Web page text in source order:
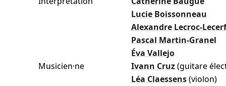
Lucie Boissonneau
Alexandre Lecroc-Lecerf
Pascal Martin-Granel
Éva Vallejo
Musicien·ne
Ivann Cruz (guitare
Léa Claessens (violon)